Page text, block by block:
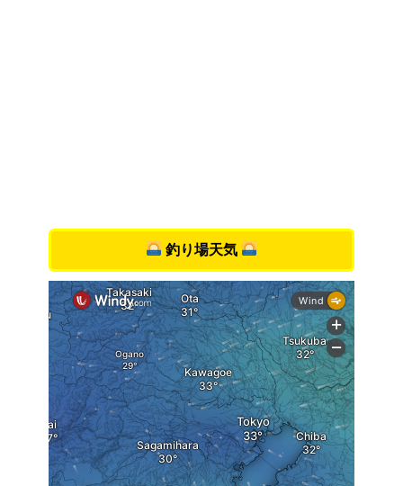
釣り場天気